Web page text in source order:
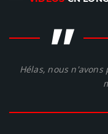
"
Hélas, nous